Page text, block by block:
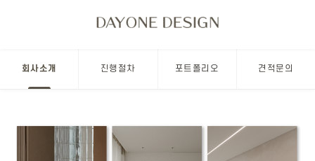
회사소개 진행절차 포트폴리오 견적문의